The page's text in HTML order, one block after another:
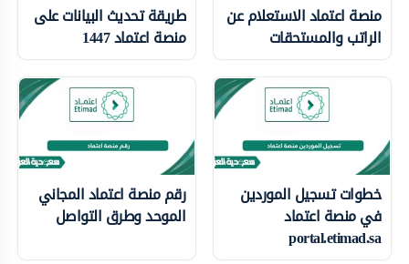
منصة اعتماد الاستعلام عن
الراتب والمستحقات
طريقة تحديث البيانات على
منصة اعتماد 1447
خطوات تسجيل الموردين
في منصة اعتماد
portal.etimad.sa
رقم منصة اعتماد المجاني
الموحد وطرق التواصل